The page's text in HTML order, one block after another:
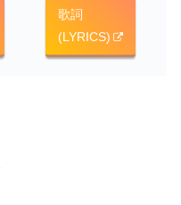
歌詞
(LYRICS)